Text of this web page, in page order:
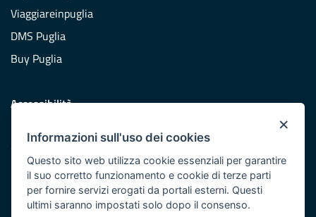
×
Informazioni sull'uso dei cookies
Questo sito web utilizza cookie essenziali per garantire
il suo corretto funzionamento e cookie di terze parti
per fornire servizi erogati da portali esterni. Questi
ultimi saranno impostati solo dopo il consenso.
Viaggiareinpuglia
DMS Puglia
Buy Puglia
Accessibilità
Redazione
Responsabili pubblicazione